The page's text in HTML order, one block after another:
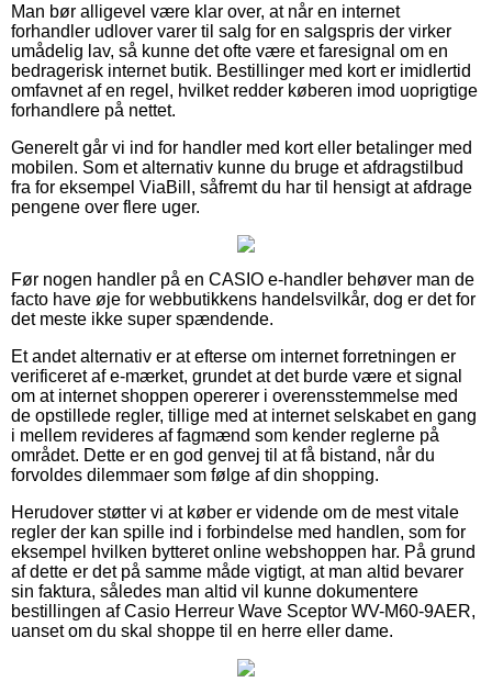
Man bør alligevel være klar over, at når en internet
forhandler udlover varer til salg for en salgspris der virker
umådelig lav, så kunne det ofte være et faresignal om en
bedragerisk internet butik. Bestillinger med kort er imidlertid
omfavnet af en regel, hvilket redder køberen imod uoprigtige
forhandlere på nettet.
Generelt går vi ind for handler med kort eller betalinger med
mobilen. Som et alternativ kunne du bruge et afdragstilbud
fra for eksempel ViaBill, såfremt du har til hensigt at afdrage
pengene over flere uger.
Før nogen handler på en CASIO e-handler behøver man de
facto have øje for webbutikkens handelsvilkår, dog er det for
det meste ikke super spændende.
Et andet alternativ er at efterse om internet forretningen er
verificeret af e-mærket, grundet at det burde være et signal
om at internet shoppen opererer i overensstemmelse med
de opstillede regler, tillige med at internet selskabet en gang
i mellem revideres af fagmænd som kender reglerne på
området. Dette er en god genvej til at få bistand, når du
forvoldes dilemmaer som følge af din shopping.
Herudover støtter vi at køber er vidende om de mest vitale
regler der kan spille ind i forbindelse med handlen, som for
eksempel hvilken bytteret online webshoppen har. På grund
af dette er det på samme måde vigtigt, at man altid bevarer
sin faktura, således man altid vil kunne dokumentere
bestillingen af Casio Herreur Wave Sceptor WV-M60-9AER,
uanset om du skal shoppe til en herre eller dame.